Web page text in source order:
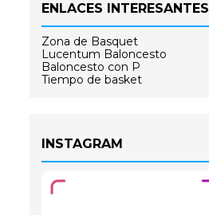
ENLACES INTERESANTES
Zona de Basquet
Lucentum Baloncesto
Baloncesto con P
Tiempo de basket
INSTAGRAM